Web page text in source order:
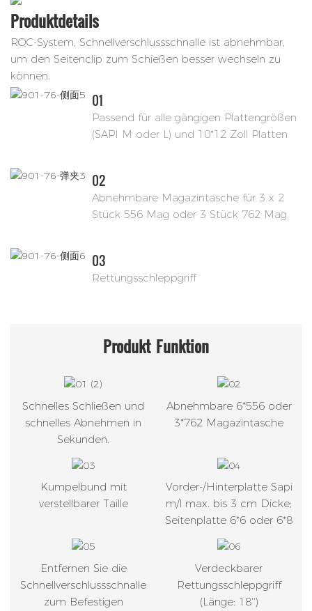
Produktdetails
ROC-System, Schnellverschlussschnalle ist abnehmbar,
um den Seitenclip zum Schießen besser wechseln zu
können.
01
Passend für alle gängigen Plattengrößen
(SAPI M oder L) und 10*12 Zoll Platten
02
Abnehmbare Magazintasche für 3 x 2
Stück 556 Mag oder 3 Stück 762 Mag
03
Rettungsschleppgriff
Produkt Funktion
Schnelles Schließen und
schnelles Abnehmen in
Sekunden.
Abnehmbare 6*556 oder
3*762 Magazintasche
Kumpelbund mit
verstellbarer Taille
Vorder-/Hinterplatte Sapi
m/l max. bis 3 cm Dicke;
Seitenplatte 6*6 oder 6*8
Entfernen Sie die
Schnellverschlussschnalle
zum Befestigen
Verdeckbarer
Rettungsschleppgriff
(Länge: 18'')